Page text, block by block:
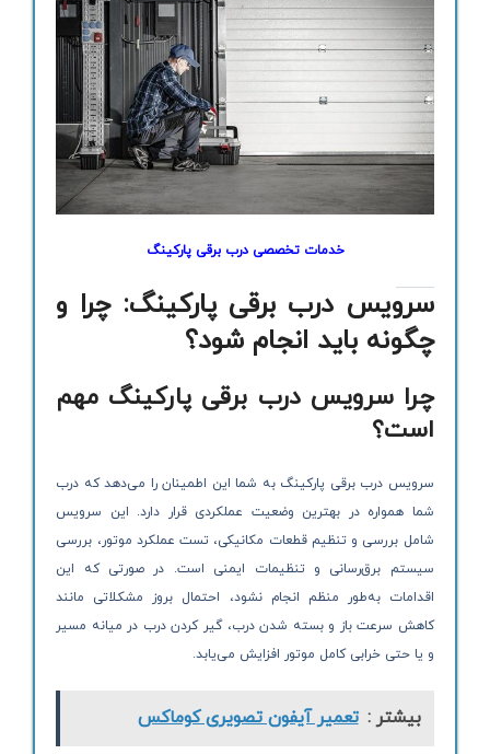
خدمات تخصصی درب برقی پارکینگ
سرویس درب برقی پارکینگ: چرا و
چگونه باید انجام شود؟
چرا سرویس درب برقی پارکینگ مهم
است؟
سرویس درب برقی پارکینگ به شما این اطمینان را می‌دهد که درب
شما همواره در بهترین وضعیت عملکردی قرار دارد. این سرویس
شامل بررسی و تنظیم قطعات مکانیکی، تست عملکرد موتور، بررسی
سیستم برق‌رسانی و تنظیمات ایمنی است. در صورتی که این
اقدامات به‌طور منظم انجام نشود، احتمال بروز مشکلاتی مانند
کاهش سرعت باز و بسته شدن درب، گیر کردن درب در میانه مسیر
و یا حتی خرابی کامل موتور افزایش می‌یابد.
بیشتر : تعمیر آیفون تصویری کوماکس